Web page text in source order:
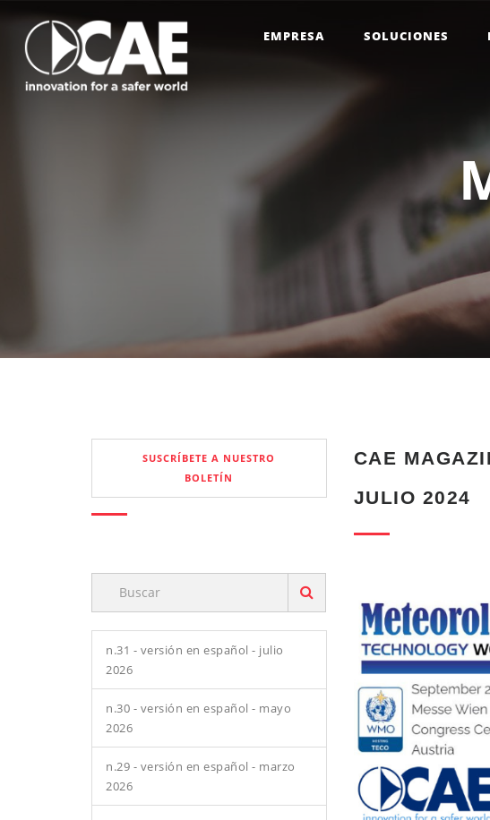
EMPRESA SOLUCIONES
SUSCRÍBETE A NUESTRO
BOLETÍN
CAE
JULIO 2024
n.31 - versión en español - julio
2026
n.30 - versión en español - mayo
2026
n.29 - versión en español - marzo
2026